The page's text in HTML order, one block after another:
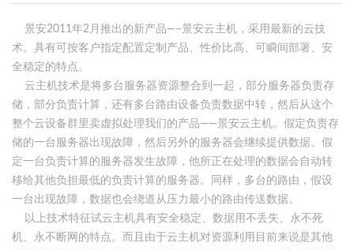
景安2011年2月推出的新产品—–景安云主机，采用最新的云技
术。具有可按客户指定配置定制产品、性价比高、可瞬间部署、安
全稳定的特点。
云主机技术是将多台服务器资源整合到一起，部分服务器负责存
储，部分负责计算，还有多台路由设备负责数据中转，然后从这个
整个云设备群里卖虚拟处理我们的产品——景安云主机。假定负责存
储的一台服务器出现故障，然后另外的服务器会继续提供数据。假
定一台负责计算的服务器发生故障，他所正在处理的数据会自动转
移给其他负担最低的负责计算的服务器。同样，多台的路由，假设
一台出现故障，数据也会绕道从压力最小的路由传送数据。
以上技术特征试云主机具有安全稳定、数据用不丢失、永不死
机、永不断网的特点。而且由于云主机对资源利用目前来说是其他